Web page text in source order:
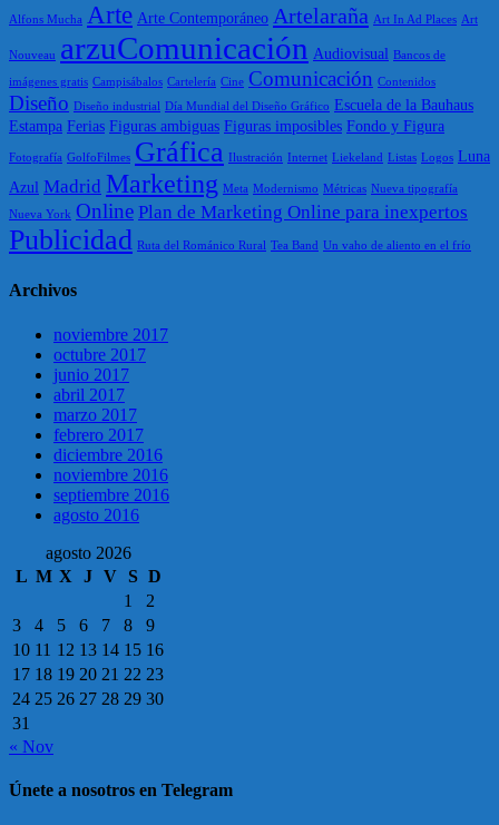
Alfons Mucha Arte Arte Contemporáneo Artelaraña Art In Ad Places Art
Nouveau arzuComunicación Audiovisual Bancos de
imágenes gratis Campisábalos Cartelería Cine Comunicación Contenidos
Diseño Diseño industrial Día Mundial del Diseño Gráfico Escuela de la Bauhaus
Estampa Ferias Figuras ambiguas Figuras imposibles Fondo y Figura
Fotografía GolfoFilmes Gráfica Ilustración Internet Liekeland Listas Logos Luna
Azul Madrid Marketing Meta Modernismo Métricas Nueva tipografía
Nueva York Online Plan de Marketing Online para inexpertos
Publicidad Ruta del Románico Rural Tea Band Un vaho de aliento en el frío
Archivos
noviembre 2017
octubre 2017
junio 2017
abril 2017
marzo 2017
febrero 2017
diciembre 2016
noviembre 2016
septiembre 2016
agosto 2016
agosto 2026
L M X J V S D
1
2
3
4 5 6 7 8
9
10 11 12 13 14 15 16
17 18 19 20 21 22 23
24 25 26 27 28 29 30
31
« Nov
Únete a nosotros en Telegram